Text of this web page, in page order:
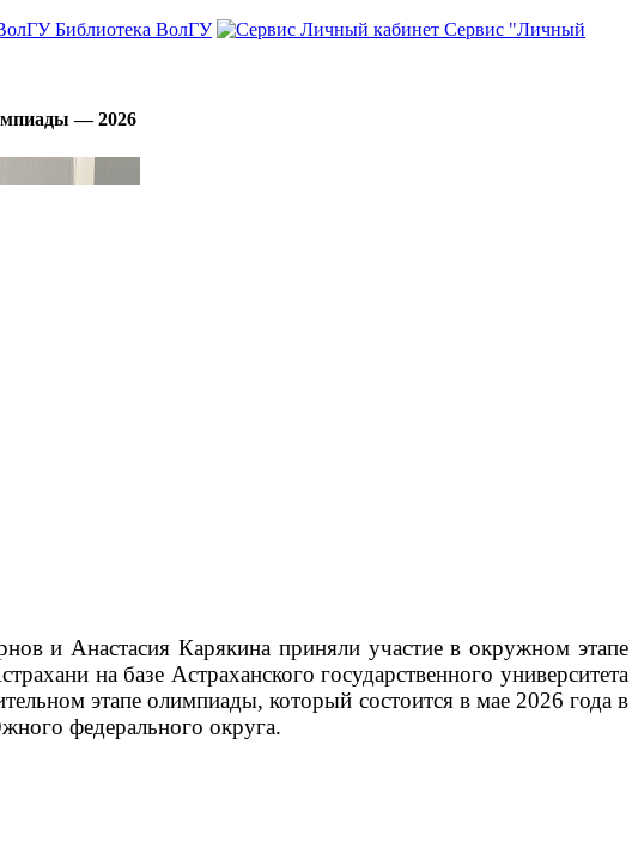
Библиотека ВолГУ
Сервис "Личный
— 2026
и Анастасия Карякина приняли участие в окружном этапе
на базе Астраханского государственного университета
этапе олимпиады, который состоится в мае 2026 года в
федерального округа.